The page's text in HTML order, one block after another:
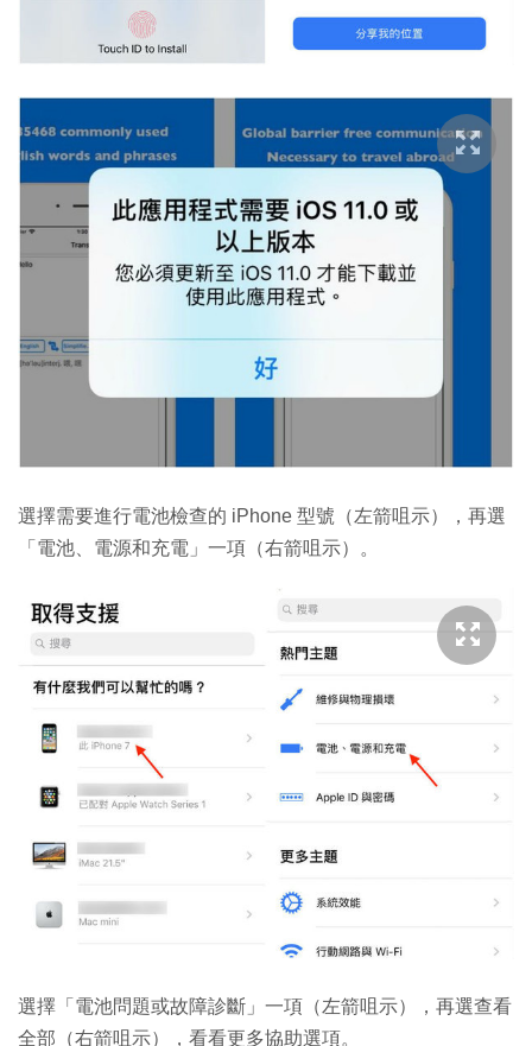
選擇需要進行電池檢查的 iPhone 型號（左箭咀示），再選
「電池、電源和充電」一項（右箭咀示）。
選擇「電池問題或故障診斷」一項（左箭咀示），再選查看
全部（右箭咀示），看看更多協助選項。